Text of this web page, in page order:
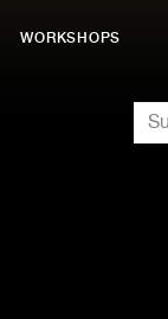
WORKSHOPS